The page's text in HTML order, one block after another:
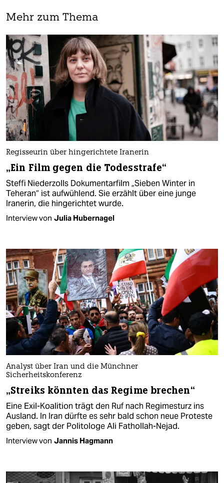
Mehr zum Thema
Regisseurin über hingerichtete Iranerin
„Ein Film gegen die Todesstrafe“
Steffi Niederzolls Dokumentarfilm „Sieben Winter in
Teheran“ ist aufwühlend. Sie erzählt über eine junge
Iranerin, die hingerichtet wurde.
Interview von Julia Hubernagel
Analyst über Iran und die Münchner
Sicherheitskonferenz
„Streiks könnten das Regime brechen“
Eine Exil-Koalition trägt den Ruf nach Regimesturz ins
Ausland. In Iran dürfte es sehr bald schon neue Proteste
geben, sagt der Politologe Ali Fathollah-Nejad.
Interview von Jannis Hagmann